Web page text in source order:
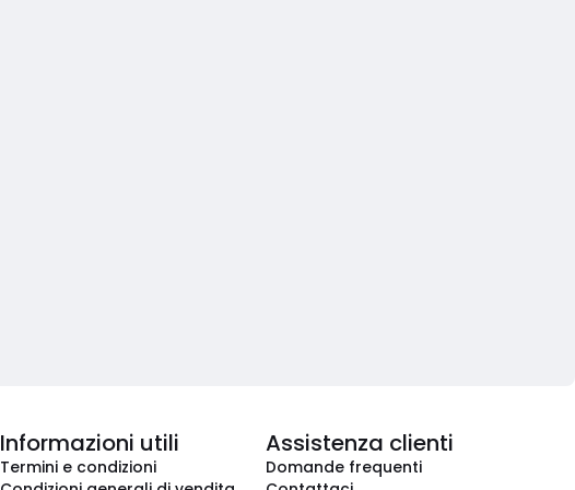
Informazioni utili
Termini e condizioni
Assistenza clienti
Domande frequenti